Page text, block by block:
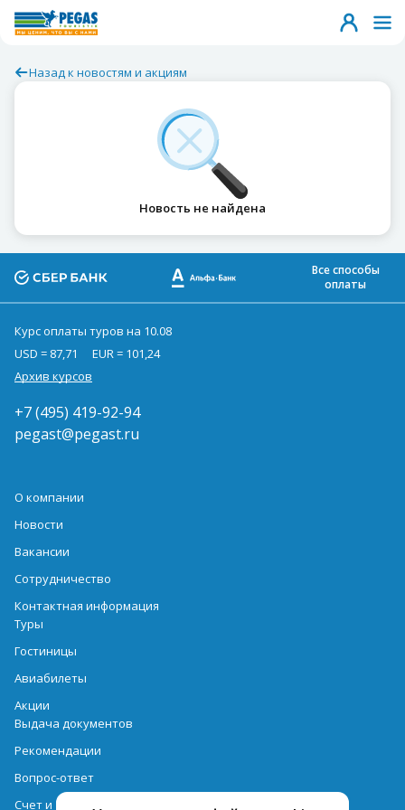
Назад к новостям и акциям
Новость не найдена
Все способы
оплаты
Курс оплаты туров на 10.08
USD = 87,71
EUR = 101,24
Архив курсов
+7 (495) 419-92-94
pegast@pegast.ru
О компании
Новости
Вакансии
Сотрудничество
Контактная информация
Туры
Гостиницы
Авиабилеты
Акции
Выдача документов
Рекомендации
Вопрос-ответ
Счет и оплата